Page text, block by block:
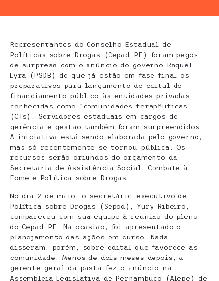
Representantes do Conselho Estadual de
Políticas sobre Drogas (Cepad-PE) foram pegos
de surpresa com o anúncio do governo Raquel
Lyra (PSDB) de que já estão em fase final os
preparativos para lançamento de edital de
financiamento público às entidades privadas
conhecidas como “comunidades terapêuticas”
(CTs). Servidores estaduais em cargos de
gerência e gestão também foram surpreendidos.
A iniciativa está sendo elaborada pelo governo,
mas só recentemente se tornou pública. Os
recursos serão oriundos do orçamento da
Secretaria de Assistência Social, Combate à
Fome e Política sobre Drogas.
No dia 2 de maio, o secretário-executivo de
Política sobre Drogas (Sepod), Yury Ribeiro,
compareceu com sua equipe à reunião do pleno
do Cepad-PE. Na ocasião, foi apresentado o
planejamento das ações em curso. Nada
disseram, porém, sobre edital que favorece as
comunidade. Menos de dois meses depois, a
gerente geral da pasta fez o anúncio na
Assembleia Legislativa de Pernambuco (Alepe) de